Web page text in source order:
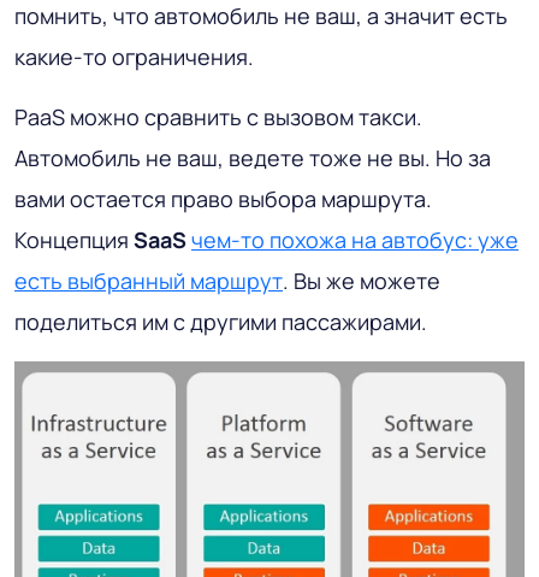
помнить, что автомобиль не ваш, а значит есть
какие-то ограничения.
PaaS можно сравнить с вызовом такси.
Автомобиль не ваш, ведете тоже не вы. Но за
вами остается право выбора маршрута.
Концепция SaaSчем-то похожа на автобус: уже
есть выбранный маршрут. Вы же можете
поделиться им с другими пассажирами.